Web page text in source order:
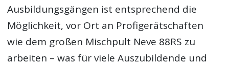
Ausbildungsgängen ist entsprechend die
Möglichkeit, vor Ort an Profigerätschaften
wie dem großen Mischpult Neve 88RS zu
arbeiten – was für viele Auszubildende und